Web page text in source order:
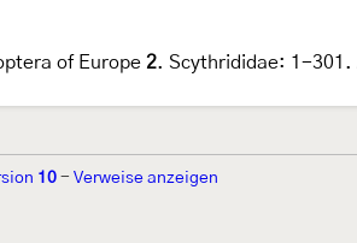
of Europe 2. Scythrididae: 1-301.
10 - Verweise anzeigen